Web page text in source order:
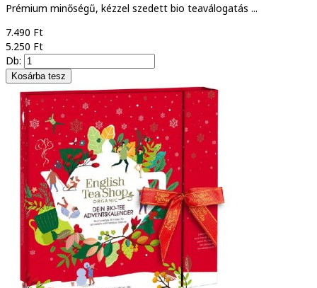
Prémium minőségű, kézzel szedett bio teaválogatás ...
7.490 Ft
5.250 Ft
Db: